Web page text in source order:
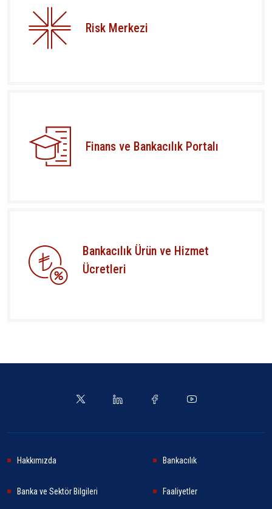
Risk Merkezi
Finans ve Bankacılık Portalı
Bankacılık Ürün ve Hizmet
Ücretleri
Hakkımızda Bankacılık
Banka ve Sektör Bilgileri Faaliyetler